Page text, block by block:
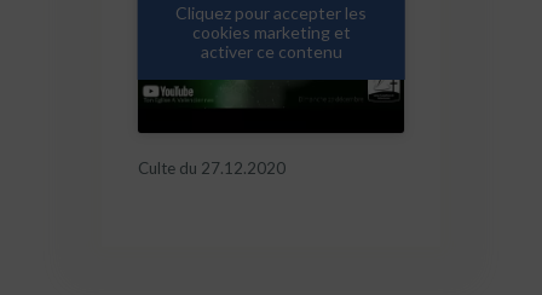
Cliquez pour accepter les
cookies marketing et
activer ce contenu
Culte du 27.12.2020